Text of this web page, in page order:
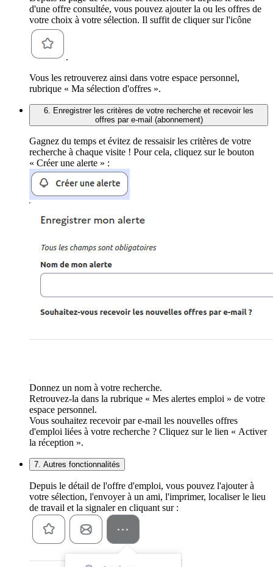
d'une offre consultée, vous pouvez ajouter la ou les offres de
votre choix à votre sélection. Il suffit de cliquer sur l'icône
.
Vous les retrouverez ainsi dans votre espace personnel,
rubrique « Ma sélection d'offres ».
6. Enregistrer les critères de votre recherche et recevoir les
offres par e-mail (abonnement)
Gagnez du temps et évitez de ressaisir les critères de votre
recherche à chaque visite ! Pour cela, cliquez sur le bouton
« Créer une alerte » :
Donnez un nom à votre recherche.
Retrouvez-la dans la rubrique « Mes alertes emploi » de votre
espace personnel.
Vous souhaitez recevoir par e-mail les nouvelles offres
d'emploi liées à votre recherche ? Cliquez sur le lien « Activer
la réception ».
7. Autres fonctionnalités
Depuis le détail de l'offre d'emploi, vous pouvez l'ajouter à
votre sélection, l'envoyer à un ami, l'imprimer, localiser le lieu
de travail et la signaler en cliquant sur :